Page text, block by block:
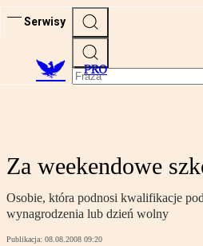
Serwisy
PRO
Za weekendowe
Osobie, która podnosi kwalifikacje
wynagrodzenia lub dzień wolny
Publikacja: 08.08.2008 09:20